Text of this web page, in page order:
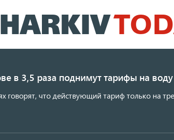
к
основному
в 3,5 раза поднимут тарифы на
говорят, что действующий тариф только на